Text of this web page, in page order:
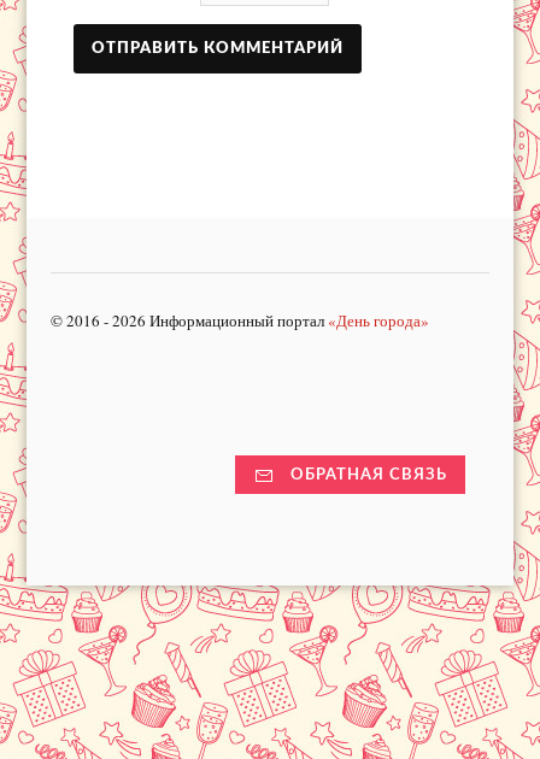
© 2016 - 2026 Информационный портал «День города»
ОБРАТНАЯ СВЯЗЬ